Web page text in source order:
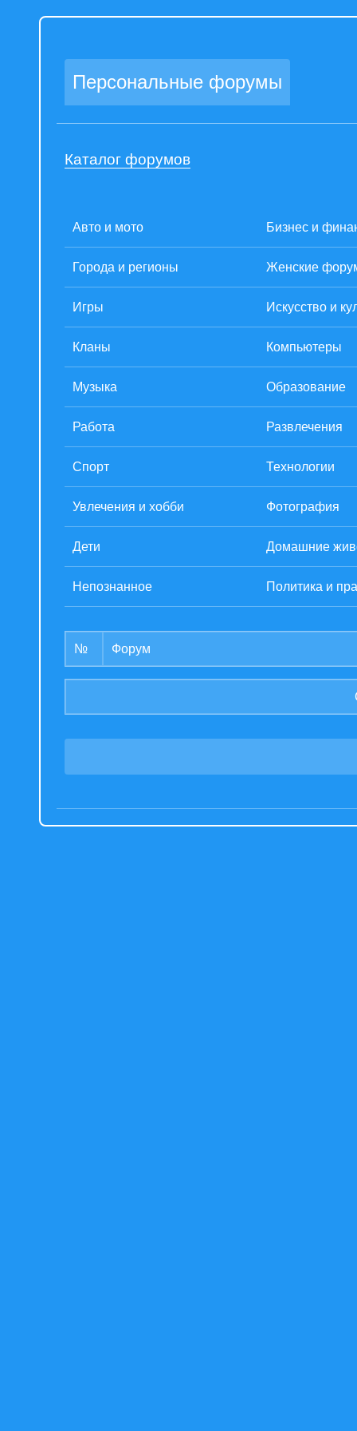
Персональные форумы
Каталог форумов
Авто и мото Бизнес и
Города и регионы Женские
Игры Искусство и
Кланы Компьютеры
Музыка Образование
Работа Развлечения
Спорт Технологии
Увлечения и хобби Фотография
Дети Домашние
Непознанное Политика и
№ Форум